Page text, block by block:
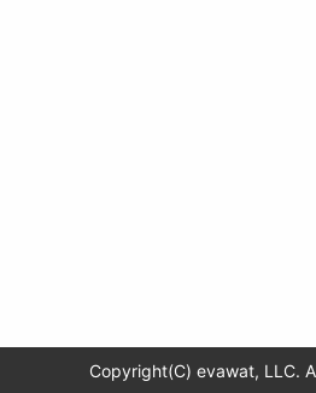
Copyright(C) evawat, LLC.